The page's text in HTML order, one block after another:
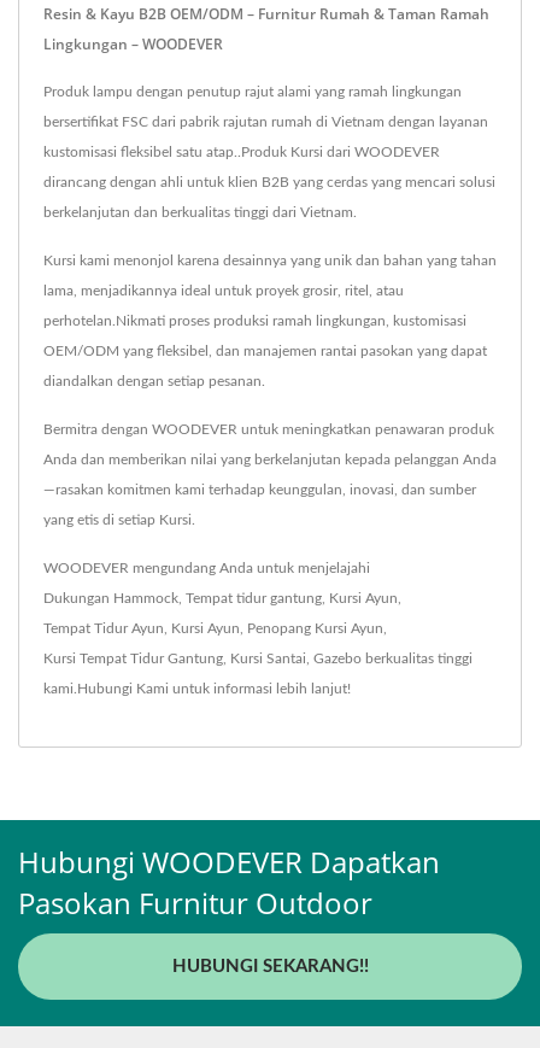
Resin & Kayu B2B OEM/ODM – Furnitur Rumah & Taman Ramah
Lingkungan – WOODEVER
Produk lampu dengan penutup rajut alami yang ramah lingkungan
bersertifikat FSC dari pabrik rajutan rumah di Vietnam dengan layanan
kustomisasi fleksibel satu atap..Produk Kursi dari WOODEVER
dirancang dengan ahli untuk klien B2B yang cerdas yang mencari solusi
berkelanjutan dan berkualitas tinggi dari Vietnam.
Kursi kami menonjol karena desainnya yang unik dan bahan yang tahan
lama, menjadikannya ideal untuk proyek grosir, ritel, atau
perhotelan.Nikmati proses produksi ramah lingkungan, kustomisasi
OEM/ODM yang fleksibel, dan manajemen rantai pasokan yang dapat
diandalkan dengan setiap pesanan.
Bermitra dengan WOODEVER untuk meningkatkan penawaran produk
Anda dan memberikan nilai yang berkelanjutan kepada pelanggan Anda
—rasakan komitmen kami terhadap keunggulan, inovasi, dan sumber
yang etis di setiap Kursi.
WOODEVER mengundang Anda untuk menjelajahi
Dukungan Hammock Tempat tidur gantung Kursi Ayun
Tempat Tidur Ayun Kursi Ayun Penopang Kursi Ayun
Kursi Tempat Tidur Gantung Kursi Santai Gazebo berkualitas tinggi
kami. Hubungi Kami untuk informasi lebih lanjut!
Hubungi WOODEVER Dapatkan
Pasokan Furnitur Outdoor
HUBUNGI SEKARANG!!